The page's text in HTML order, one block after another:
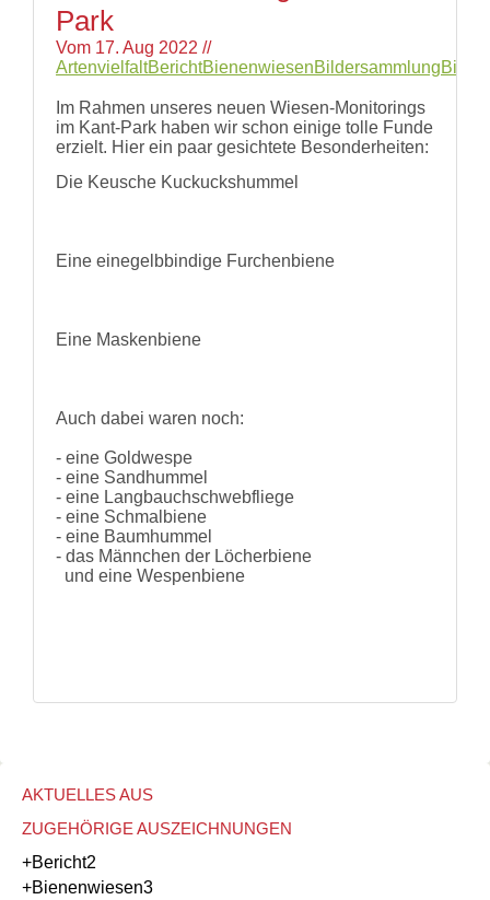
Park
Vom 17. Aug 2022 //
ArtenvielfaltBerichtBienenwiesenBildersammlung
Im Rahmen unseres neuen Wiesen-Monitorings
im Kant-Park haben wir schon einige tolle Funde
erzielt. Hier ein paar gesichtete Besonderheiten:
Die Keusche Kuckuckshummel
Eine einegelbbindige Furchenbiene
Eine Maskenbiene
Auch dabei waren noch:
- eine Goldwespe
- eine Sandhummel
- eine Langbauchschwebfliege
- eine Schmalbiene
- eine Baumhummel
- das Männchen der Löcherbiene
und eine Wespenbiene
AKTUELLES AUS
ZUGEHÖRIGE AUSZEICHNUNGEN
+Bericht2
+Bienenwiesen3